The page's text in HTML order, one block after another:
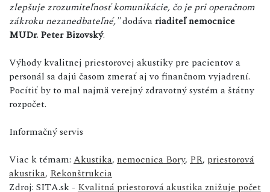
zlepšuje zrozumiteľnosť komunikácie, čo je pri operačnom
zákroku nezanedbateľné,"dodávariaditeľ nemocnice
MUDr. Peter Bizovský.
Výhody kvalitnej priestorovej akustiky pre pacientov a
personál sa dajú časom zmerať aj vo finančnom vyjadrení.
Pocítiť by to mal najmä verejný zdravotný systém a štátny
rozpočet.
Informačný servis
Viac k témam: Akustika, nemocnica Bory, PR, priestorová
akustika, Rekonštrukcia
Zdroj: SITA.sk - Kvalitná priestorová akustika znižuje počet